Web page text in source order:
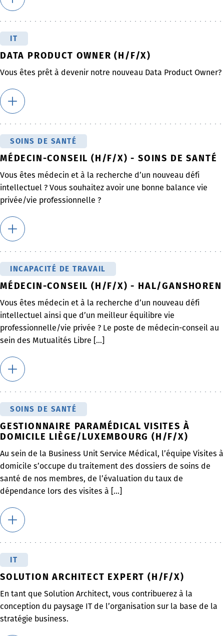
IT
DATA PRODUCT OWNER (H/F/X)
Vous êtes prêt à devenir notre nouveau Data Product Owner?
SOINS DE SANTÉ
MÉDECIN-CONSEIL (H/F/X) - SOINS DE SANTÉ
Vous êtes médecin et à la recherche d’un nouveau défi
intellectuel ? Vous souhaitez avoir une bonne balance vie
privée/vie professionnelle ?
INCAPACITÉ DE TRAVAIL
MÉDECIN-CONSEIL (H/F/X) - HAL/GANSHOREN
Vous êtes médecin et à la recherche d’un nouveau défi
intellectuel ainsi que d’un meilleur équilibre vie
professionnelle/vie privée ? Le poste de médecin-conseil au
sein des Mutualités Libre [...]
SOINS DE SANTÉ
GESTIONNAIRE PARAMÉDICAL VISITES À
DOMICILE LIÈGE/LUXEMBOURG (H/F/X)
Au sein de la Business Unit Service Médical, l’équipe Visites à
domicile s’occupe du traitement des dossiers de soins de
santé de nos membres, de l’évaluation du taux de
dépendance lors des visites à [...]
IT
SOLUTION ARCHITECT EXPERT (H/F/X)
En tant que Solution Architect, vous contribuerez à la
conception du paysage IT de l’organisation sur la base de la
stratégie business.